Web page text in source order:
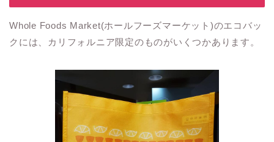
Whole Foods Market(ホールフーズマーケット)のエコバッ
クには、カリフォルニア限定のものがいくつかあります。